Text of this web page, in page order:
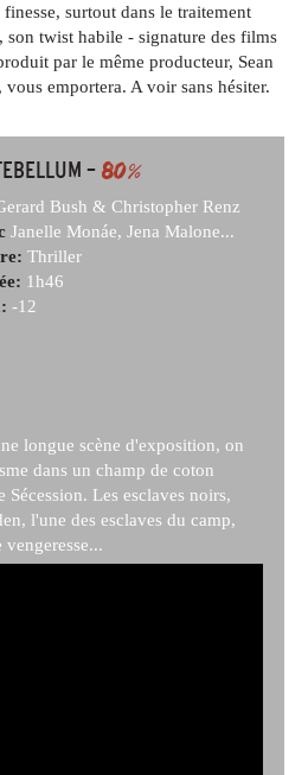
surtout dans le traitement
son twist habile - signature des films
par le même producteur, Sean
emportera. A voir sans hésiter.
– 80%
Bush & Christopher Renz
Janelle Monáe, Jena Malone...
Thriller
1h46
-12
longue scène d'exposition, on
dans un champ de coton
Sécession. Les esclaves noirs,
l'une des esclaves du camp,
vengeresse...